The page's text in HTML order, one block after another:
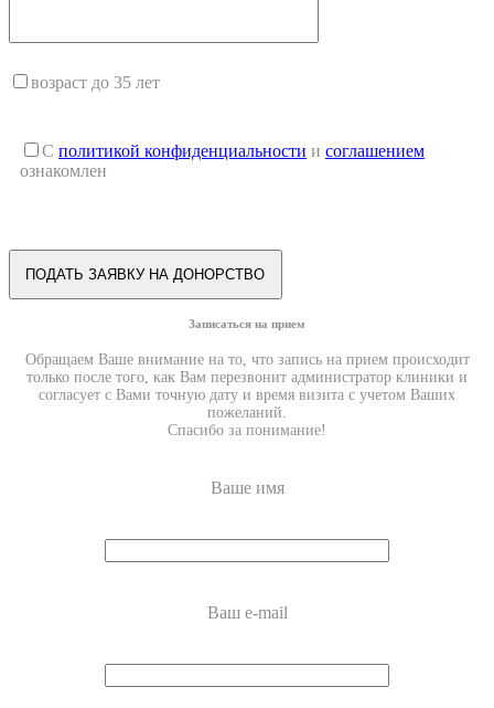
возраст до 35 лет
С политикой конфиденциальности и соглашением
ознакомлен
Записаться на прием
Обращаем Ваше внимание на то, что запись на прием происходит
только после того, как Вам перезвонит администратор клиники и
согласует с Вами точную дату и время визита с учетом Ваших
пожеланий.
Спасибо за понимание!
Ваше имя
Ваш e-mail